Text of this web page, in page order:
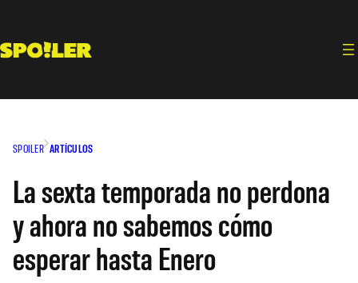
contenido
SPOILER ARTÍCULOS
La sexta temporada no perdona
y ahora no sabemos cómo
esperar hasta Enero